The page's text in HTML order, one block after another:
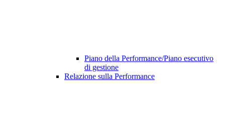
Piano della Performance/Piano esecutivo
di gestione
Relazione sulla Performance